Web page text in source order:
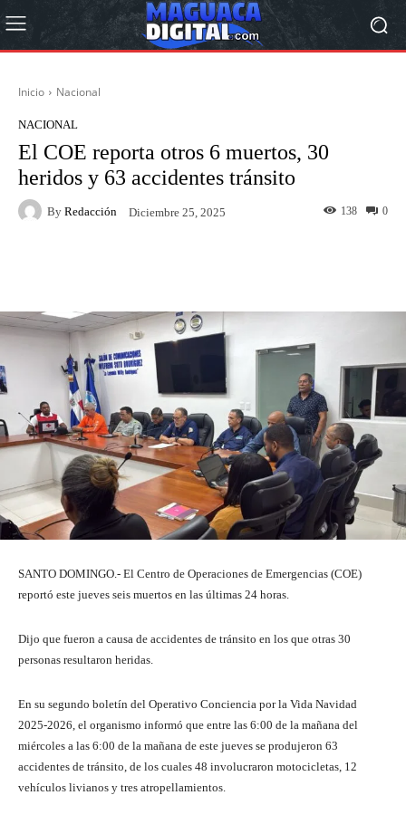
Inicio Nacional
NACIONAL
El COE reporta otros 6 muertos, 30
heridos y 63 accidentes tránsito
By Redacción Diciembre 25, 2025 0
138
SANTO DOMINGO.- El Centro de Operaciones de Emergencias (COE)
reportó este jueves seis muertos en las últimas 24 horas.
Dijo que fueron a causa de accidentes de tránsito en los que otras 30
personas resultaron heridas.
En su segundo boletín del Operativo Conciencia por la Vida Navidad
2025-2026, el organismo informó que entre las 6:00 de la mañana del
miércoles a las 6:00 de la mañana de este jueves se produjeron 63
accidentes de tránsito, de los cuales 48 involucraron motocicletas, 12
vehículos livianos y tres atropellamientos.